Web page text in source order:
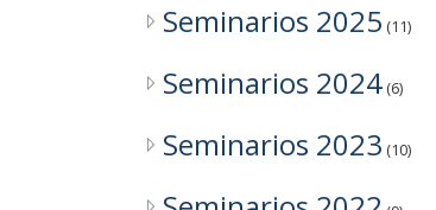
Junio: 18
Mayo: 28
Seminarios 2025 (11)
Seminarios 2024 (6)
Seminarios 2023 (10)